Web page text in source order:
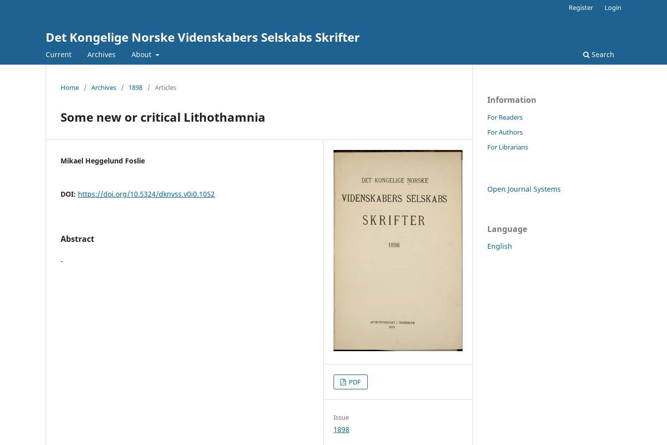
Det Kongelige Norske Videnskabers Selskabs Skrifter
Current Archives About Search
Register Login
Home / Archives / 1898 / Articles
Some new or critical Lithothamnia
Mikael Heggelund Foslie
DOI: https://doi.org/10.5324/dknvss.v0i0.1052
Abstract
-
PDF
Issue
1898
Information
For Readers
For Authors
For Librarians
Open Journal Systems
Language
English